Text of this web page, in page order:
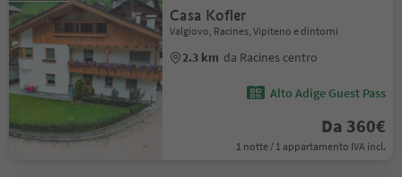
Casa Kofler
Valgiovo, Racines, Vipiteno e dintorni
2.3 km da Racines centro
Alto Adige Guest Pass
Da 360€
1 notte / 1 appartamento IVA incl.